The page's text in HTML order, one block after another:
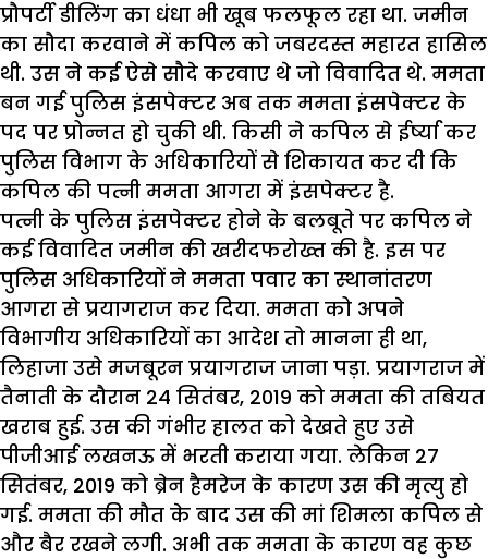
प्रौपर्टी डीलिंग का धंधा भी खूब फलफूल रहा था. जमीन
का सौदा करवाने में कपिल को जबरदस्त महारत हासिल
थी. उस ने कई ऐसे सौदे करवाए थे जो विवादित थे. ममता
बन गई पुलिस इंसपेक्टर अब तक ममता इंसपेक्टर के
पद पर प्रोन्नत हो चुकी थी. किसी ने कपिल से ईर्ष्या कर
पुलिस विभाग के अधिकारियों से शिकायत कर दी कि
कपिल की पत्नी ममता आगरा में इंसपेक्टर है.
पत्नी के पुलिस इंसपेक्टर होने के बलबूते पर कपिल ने
कई विवादित जमीन की खरीदफरोख्त की है. इस पर
पुलिस अधिकारियों ने ममता पवार का स्थानांतरण
आगरा से प्रयागराज कर दिया. ममता को अपने
विभागीय अधिकारियों का आदेश तो मानना ही था,
लिहाजा उसे मजबूरन प्रयागराज जाना पड़ा. प्रयागराज में
तैनाती के दौरान 24 सितंबर, 2019 को ममता की तबियत
खराब हुई. उस की गंभीर हालत को देखते हुए उसे
पीजीआई लखनऊ में भरती कराया गया. लेकिन 27
सितंबर, 2019 को ब्रेन हैमरेज के कारण उस की मृत्यु हो
गई. ममता की मौत के बाद उस की मां शिमला कपिल से
और बैर रखने लगी. अभी तक ममता के कारण वह कुछ